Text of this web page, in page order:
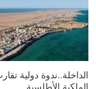
الداخلة..ندوة دولية
الملكية الأطلسية